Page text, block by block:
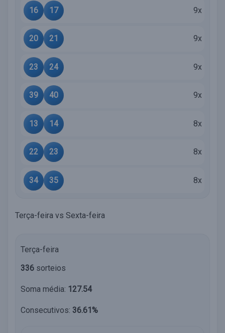
16 17 9x
20 21 9x
23 24 9x
39 40 9x
13 14 8x
22 23 8x
34 35 8x
Terça-feira vs Sexta-feira
Terça-feira
336 sorteios
Soma média: 127.54
Consecutivos: 36.61%